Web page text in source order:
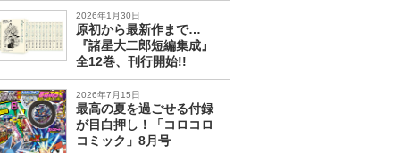
2026年1月30日
原初から最新作まで…
『諸星大二郎短編集成』
全12巻、刊行開始!!
2026年7月15日
最高の夏を過ごせる付録
が目白押し！「コロコロ
コミック」8月号